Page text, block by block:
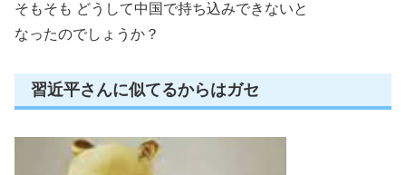
そもそも どうして中国で持ち込みできないと
なったのでしょうか？
習近平さんに似てるからはガセ